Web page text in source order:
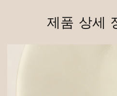
제품 상세